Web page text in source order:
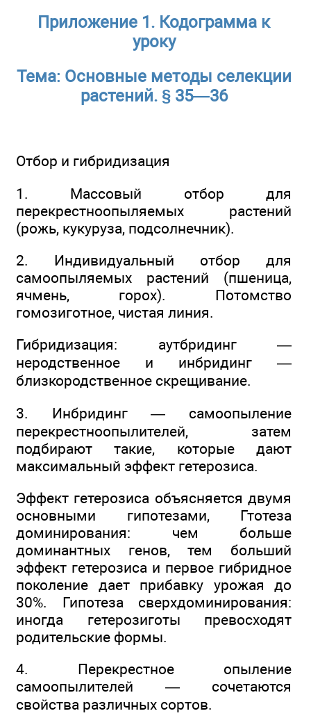
Приложение 1. Кодограмма к
уроку
Тема: Основные методы селекции
растений. § 35—36
Отбор и гибридизация
1. Массовый отбор для
перекрестноопыляемых растений
(рожь, кукуруза, подсолнечник).
2. Индивидуальный отбор для
самоопыляемых растений (пшеница,
ячмень, горох). Потомство
гомозиготное, чистая линия.
Гибридизация: аутбридинг —
неродственное и инбридинг —
близкородственное скрещивание.
3. Инбридинг — самоопыление
перекрестноопылителей, затем
подбирают такие, которые дают
максимальный эффект гетерозиса.
Эффект гетерозиса объясняется двумя
основными гипотезами, Гтотеза
доминирования: чем больше
доминантных генов, тем больший
эффект гетерозиса и первое гибридное
поколение дает прибавку урожая до
30%. Гипотеза сверхдоминирования:
иногда гетерозиготы превосходят
родительские формы.
4. Перекрестное опыление
самоопылителей — сочетаются
свойства различных сортов.